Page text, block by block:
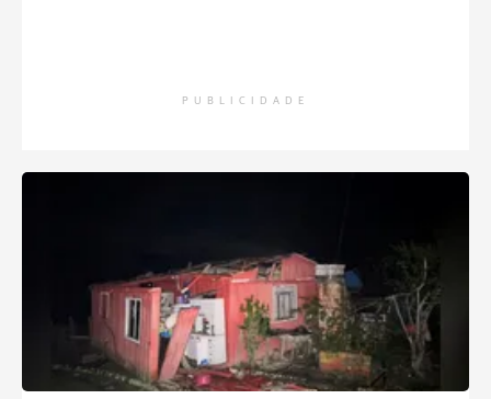
PUBLICIDADE